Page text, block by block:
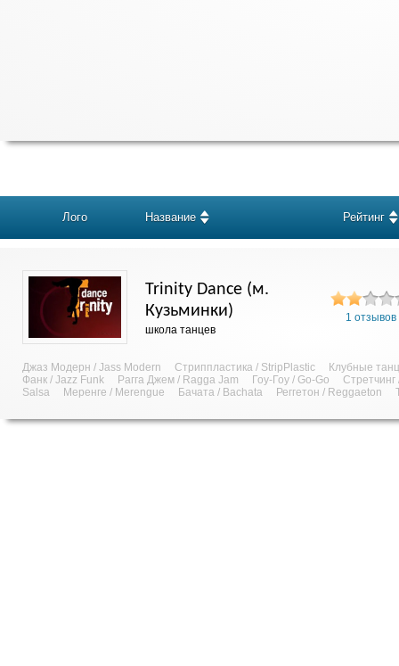
Лого Название Рейтинг
Trinity Dance (м.
Кузьминки)
школа танцев
1 отзывов
Джаз Модерн / Jass Modern Стриппластика / StripPlastic
Клубные
Фанк / Jazz Funk
Рагга Джем / Ragga Jam Гоу-Гоу / Go-Go
Стретчинг
Salsa
Меренге / Merengue Бачата / Bachata Реггетон / Reggaeton